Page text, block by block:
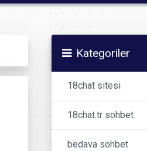
Kategoriler
18chat sitesi
18chat.tr sohbet
bedava sohbet